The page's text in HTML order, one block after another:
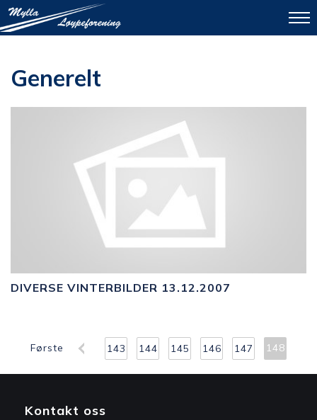
Generelt
DIVERSE VINTERBILDER 13.12.2007
Første 143 144 145 146 147 148
Kontakt oss